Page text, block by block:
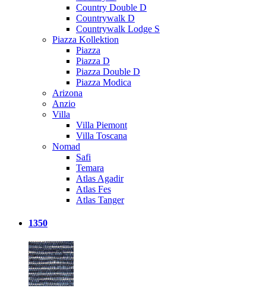
Country Double D
Countrywalk D
Countrywalk Lodge S
Piazza Kollektion
Piazza
Piazza D
Piazza Double D
Piazza Modica
Arizona
Anzio
Villa
Villa Piemont
Villa Toscana
Nomad
Safi
Temara
Atlas Agadir
Atlas Fes
Atlas Tanger
1350